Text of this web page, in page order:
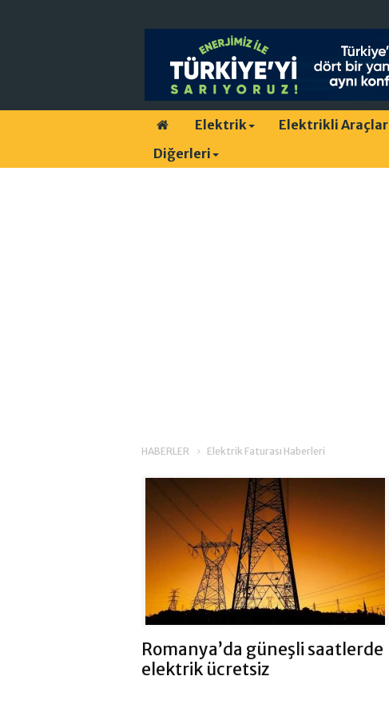
Elektrik Elektrikli Araçlar
Diğerleri
HABERLER Elektrik Faturası Haberleri
Romanya’da güneşli saatlerde
elektrik ücretsiz